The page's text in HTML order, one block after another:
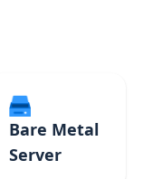
Bare Metal
Server